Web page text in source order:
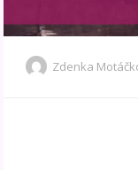
Zdenka